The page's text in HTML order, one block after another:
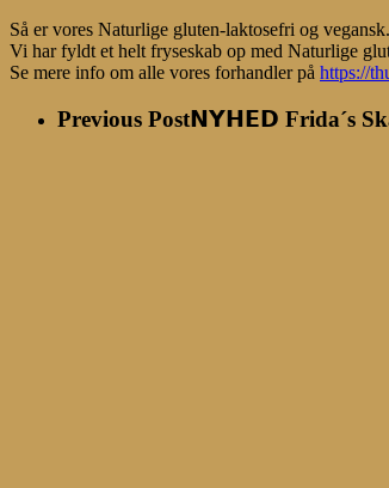
Så er vores Naturlige gluten-laktosefri og
Vi har fyldt et helt fryseskab op med Naturlige
Se mere info om alle vores forhandler på https://
Previous Post𝗡𝗬𝗛𝗘𝗗 Frida´s